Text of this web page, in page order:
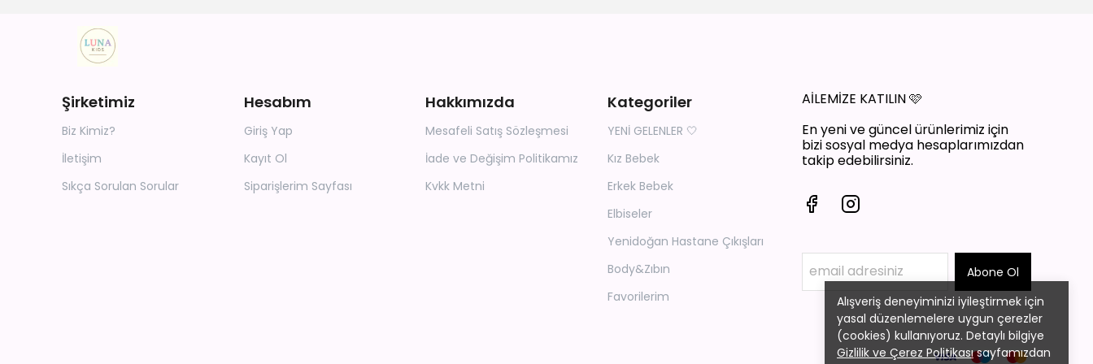
Alışveriş deneyiminizi iyileştirmek için
yasal düzenlemelere uygun çerezler
(cookies) kullanıyoruz. Detaylı bilgiye
Gizlilik ve Çerez Politikasısayfamızdan
Şirketimiz
Biz Kimiz?
İletişim
Sıkça Sorulan Sorular
Hesabım
Giriş Yap
Kayıt Ol
Siparişlerim Sayfası
Hakkımızda
Mesafeli Satış Sözleşmesi
İade ve Değişim Politikamız
Kvkk Metni
Kategoriler
YENİ GELENLER 🤍
Kız Bebek
Erkek Bebek
Elbiseler
Yenidoğan Hastane Çıkışları
Body&Zıbın
Favorilerim
AİLEMİZE KATILIN🩷
En yeni ve güncel ürünlerimiz için
bizi sosyal medya hesaplarımızdan
takip edebilirsiniz.
Abone Ol